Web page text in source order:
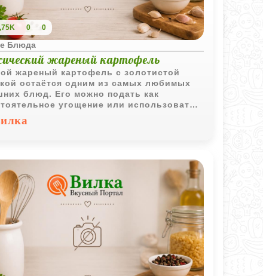
0 0
Блюда
жареный картофель
жареный картофель с золотистой
остаётся одним из самых любимых
блюд. Его можно подать как
угощение или использовать
универсального гарнира к мясу,
овощам.